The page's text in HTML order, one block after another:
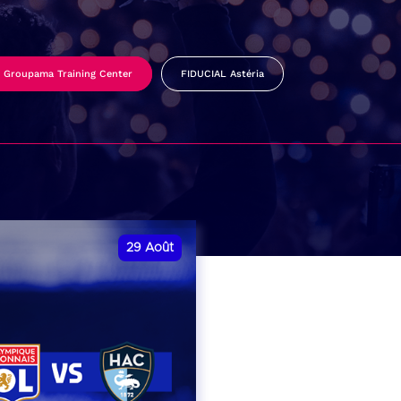
Groupama Training Center FIDUCIAL Astéria
29 Août